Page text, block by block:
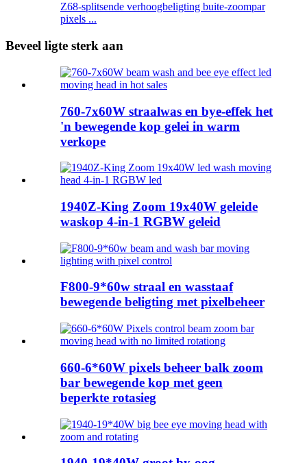
Z68-splitsende verhoogbeligting buite-zoompar
pixels ...
Beveel ligte sterk aan
760-7x60W straalwas en bye-effek het
'n bewegende kop gelei in warm
verkope
1940Z-King Zoom 19x40W geleide
waskop 4-in-1 RGBW geleid
F800-9*60w straal en wasstaaf
bewegende beligting met pixelbeheer
660-6*60W pixels beheer balk zoom
bar bewegende kop met geen
beperkte rotasieg